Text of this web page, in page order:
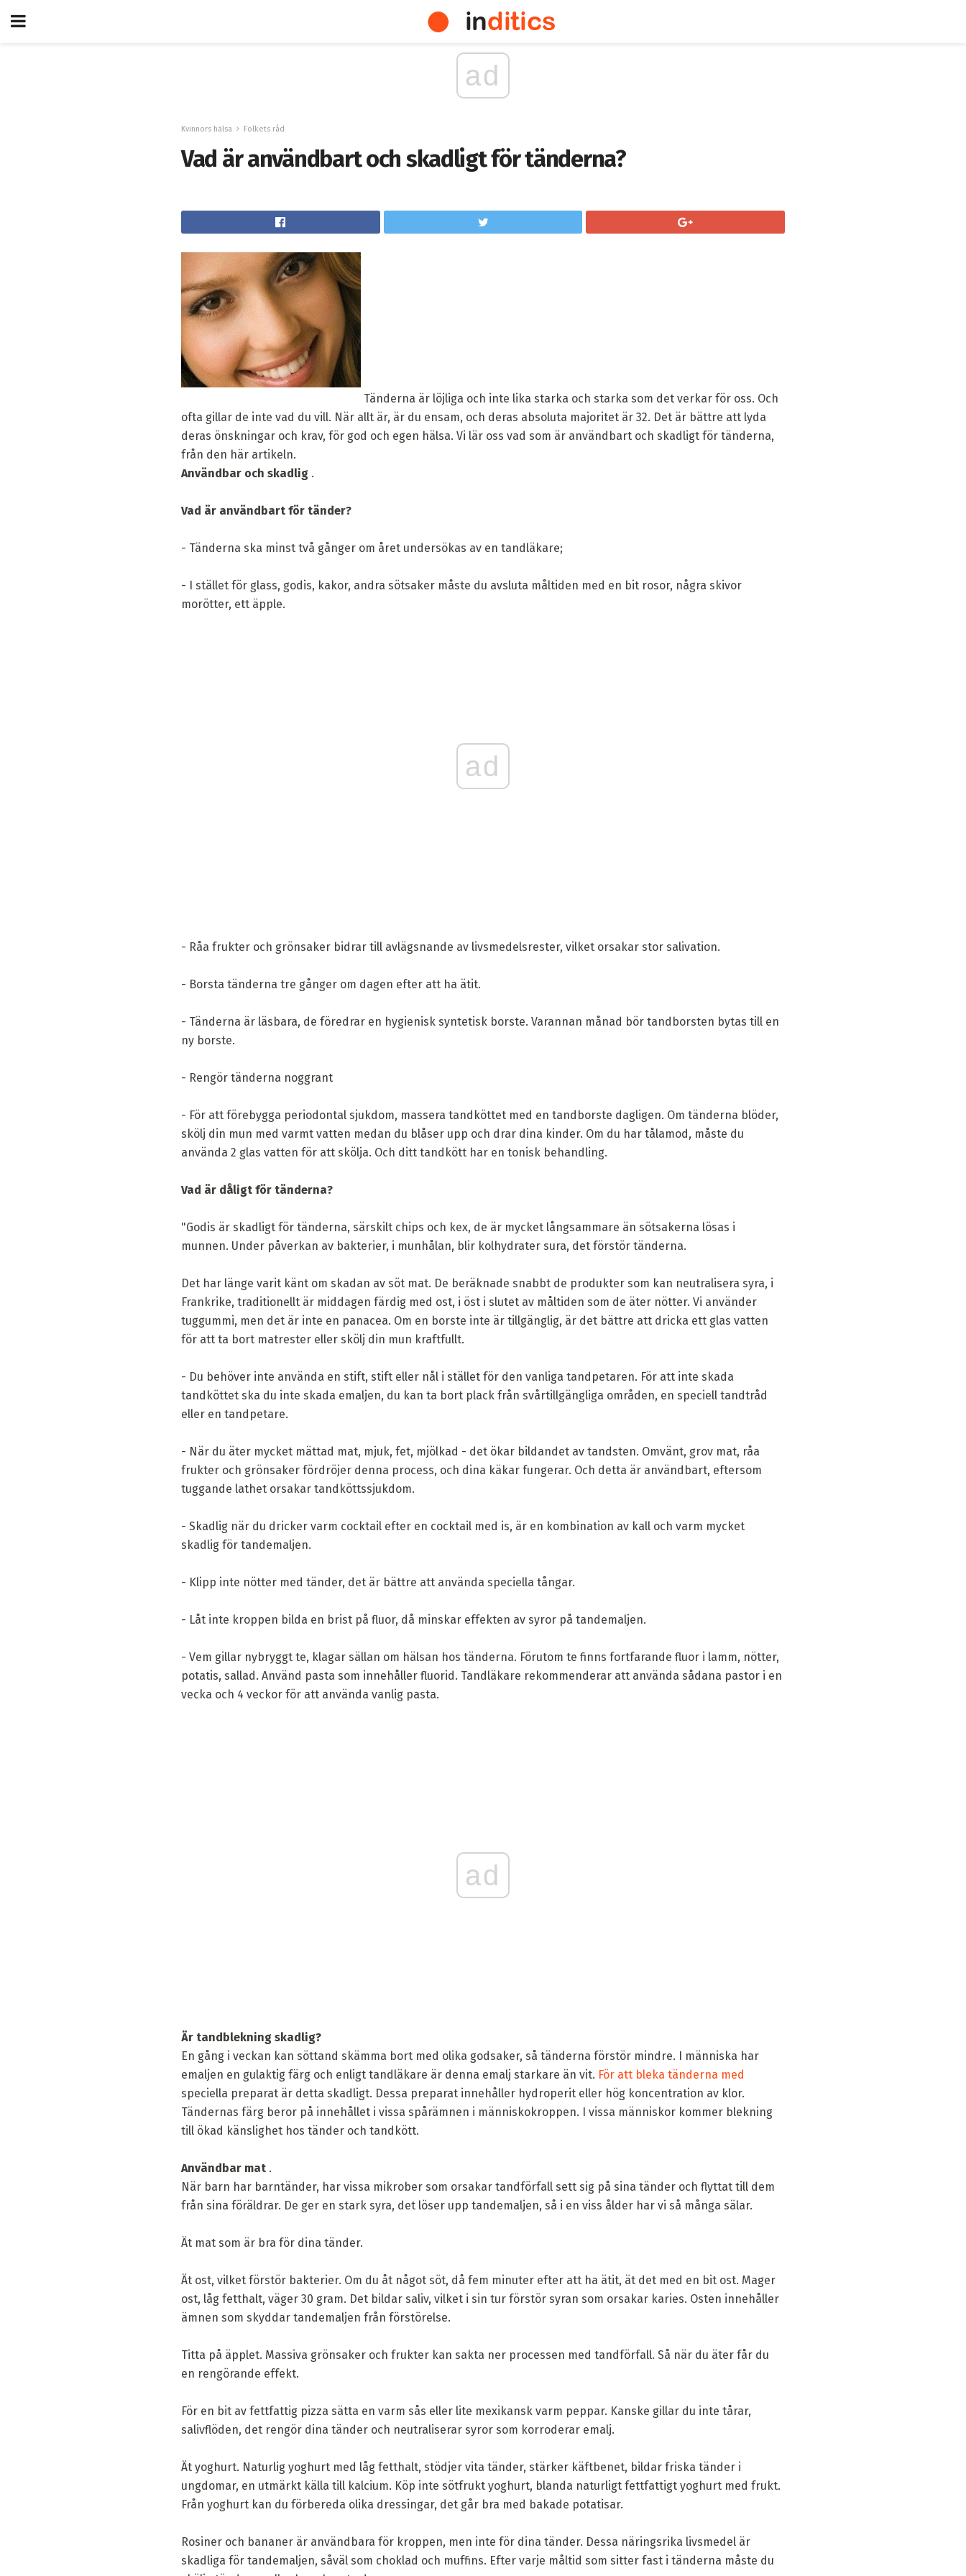
ad
Kvinnors hälsa Folkets råd
Vad är användbart och skadligt för tänderna?
Tänderna är löjliga och inte lika starka och starka som det verkar för oss. Och
ofta gillar de inte vad du vill. När allt är, är du ensam, och deras absoluta majoritet är 32. Det är bättre att lyda
deras önskningar och krav, för god och egen hälsa. Vi lär oss vad som är användbart och skadligt för tänderna,
från den här artikeln.
Användbar och skadlig .
Vad är användbart för tänder?
- Tänderna ska minst två gånger om året undersökas av en tandläkare;
- I stället för glass, godis, kakor, andra sötsaker måste du avsluta måltiden med en bit rosor, några skivor
morötter, ett äpple.
ad
- Råa frukter och grönsaker bidrar till avlägsnande av livsmedelsrester, vilket orsakar stor salivation.
- Borsta tänderna tre gånger om dagen efter att ha ätit.
- Tänderna är läsbara, de föredrar en hygienisk syntetisk borste. Varannan månad bör tandborsten bytas till en
ny borste.
- Rengör tänderna noggrant
- För att förebygga periodontal sjukdom, massera tandköttet med en tandborste dagligen. Om tänderna blöder,
skölj din mun med varmt vatten medan du blåser upp och drar dina kinder. Om du har tålamod, måste du
använda 2 glas vatten för att skölja. Och ditt tandkött har en tonisk behandling.
Vad är dåligt för tänderna?
"Godis är skadligt för tänderna, särskilt chips och kex, de är mycket långsammare än sötsakerna lösas i
munnen. Under påverkan av bakterier, i munhålan, blir kolhydrater sura, det förstör tänderna.
Det har länge varit känt om skadan av söt mat. De beräknade snabbt de produkter som kan neutralisera syra, i
Frankrike, traditionellt är middagen färdig med ost, i öst i slutet av måltiden som de äter nötter. Vi använder
tuggummi, men det är inte en panacea. Om en borste inte är tillgänglig, är det bättre att dricka ett glas vatten
för att ta bort matrester eller skölj din mun kraftfullt.
- Du behöver inte använda en stift, stift eller nål i stället för den vanliga tandpetaren. För att inte skada
tandköttet ska du inte skada emaljen, du kan ta bort plack från svårtillgängliga områden, en speciell tandtråd
eller en tandpetare.
- När du äter mycket mättad mat, mjuk, fet, mjölkad - det ökar bildandet av tandsten. Omvänt, grov mat, råa
frukter och grönsaker fördröjer denna process, och dina käkar fungerar. Och detta är användbart, eftersom
tuggande lathet orsakar tandköttssjukdom.
- Skadlig när du dricker varm cocktail efter en cocktail med is, är en kombination av kall och varm mycket
skadlig för tandemaljen.
- Klipp inte nötter med tänder, det är bättre att använda speciella tångar.
- Låt inte kroppen bilda en brist på fluor, då minskar effekten av syror på tandemaljen.
- Vem gillar nybryggt te, klagar sällan om hälsan hos tänderna. Förutom te finns fortfarande fluor i lamm, nötter,
potatis, sallad. Använd pasta som innehåller fluorid. Tandläkare rekommenderar att använda sådana pastor i en
vecka och 4 veckor för att använda vanlig pasta.
ad
Är tandblekning skadlig?
En gång i veckan kan söttand skämma bort med olika godsaker, så tänderna förstör mindre. I människa har
emaljen en gulaktig färg och enligt tandläkare är denna emalj starkare än vit. För att bleka tänderna med
speciella preparat är detta skadligt. Dessa preparat innehåller hydroperit eller hög koncentration av klor.
Tändernas färg beror på innehållet i vissa spårämnen i människokroppen. I vissa människor kommer blekning
till ökad känslighet hos tänder och tandkött.
Användbar mat .
När barn har barntänder, har vissa mikrober som orsakar tandförfall sett sig på sina tänder och flyttat till dem
från sina föräldrar. De ger en stark syra, det löser upp tandemaljen, så i en viss ålder har vi så många sälar.
Ät mat som är bra för dina tänder.
Ät ost, vilket förstör bakterier. Om du åt något söt, då fem minuter efter att ha ätit, ät det med en bit ost. Mager
ost, låg fetthalt, väger 30 gram. Det bildar saliv, vilket i sin tur förstör syran som orsakar karies. Osten innehåller
ämnen som skyddar tandemaljen från förstörelse.
Titta på äpplet. Massiva grönsaker och frukter kan sakta ner processen med tandförfall. Så när du äter får du
en rengörande effekt.
För en bit av fettfattig pizza sätta en varm sås eller lite mexikansk varm peppar. Kanske gillar du inte tårar,
salivflöden, det rengör dina tänder och neutraliserar syror som korroderar emalj.
Ät yoghurt. Naturlig yoghurt med låg fetthalt, stödjer vita tänder, stärker käftbenet, bildar friska tänder i
ungdomar, en utmärkt källa till kalcium. Köp inte sötfrukt yoghurt, blanda naturligt fettfattigt yoghurt med frukt.
Från yoghurt kan du förbereda olika dressingar, det går bra med bakade potatisar.
Rosiner och bananer är användbara för kroppen, men inte för dina tänder. Dessa näringsrika livsmedel är
skadliga för tandemaljen, såväl som choklad och muffins. Efter varje måltid som sitter fast i tänderna måste du